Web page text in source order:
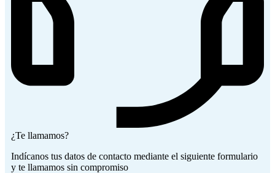
¿Te llamamos?
Indícanos tus datos de contacto mediante el siguiente formulario
y te llamamos sin compromiso